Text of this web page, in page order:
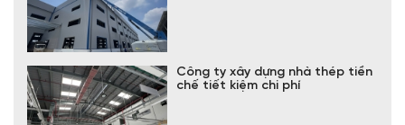
Công ty xây dựng nhà thép tiền
chế tiết kiệm chi phí